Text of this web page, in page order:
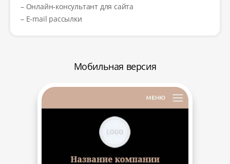
– Онлайн-консультант для сайта
– E-mail рассылки
Мобильная версия